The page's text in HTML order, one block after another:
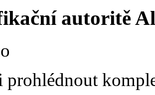
autoritě
prohlédnout